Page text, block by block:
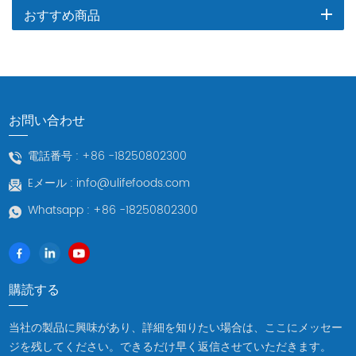
おすすめ商品
お問い合わせ
電話番号 : +86 -18250802300
Eメール : info@ulifefoods.com
Whatsapp : +86 -18250802300
購読する
当社の製品に興味があり、詳細を知りたい場合は、ここにメッセー
ジを残してください。できるだけ早く返信させていただきます。